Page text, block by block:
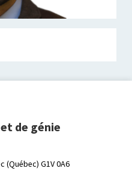
de génie
(Québec) G1V 0A6